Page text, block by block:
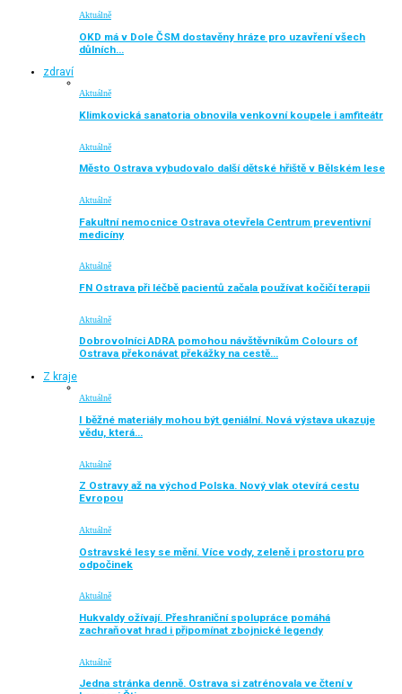
Aktuálně
OKD má v Dole ČSM dostavěny hráze pro uzavření všech
důlních…
zdraví
Aktuálně
Klimkovická sanatoria obnovila venkovní koupele i amfiteátr
Aktuálně
Město Ostrava vybudovalo další dětské hřiště v Bělském lese
Aktuálně
Fakultní nemocnice Ostrava otevřela Centrum preventivní
medicíny
Aktuálně
FN Ostrava při léčbě pacientů začala používat kočičí terapii
Aktuálně
Dobrovolníci ADRA pomohou návštěvníkům Colours of
Ostrava překonávat překážky na cestě…
Z kraje
Aktuálně
I běžné materiály mohou být geniální. Nová výstava ukazuje
vědu, která…
Aktuálně
Z Ostravy až na východ Polska. Nový vlak otevírá cestu
Evropou
Aktuálně
Ostravské lesy se mění. Více vody, zeleně i prostoru pro
odpočinek
Aktuálně
Hukvaldy ožívají. Přeshraniční spolupráce pomáhá
zachraňovat hrad i připomínat zbojnické legendy
Aktuálně
Jedna stránka denně. Ostrava si zatrénovala ve čtení v